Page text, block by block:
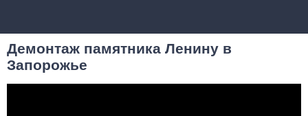
Демонтаж памятника Ленину в
Запорожье